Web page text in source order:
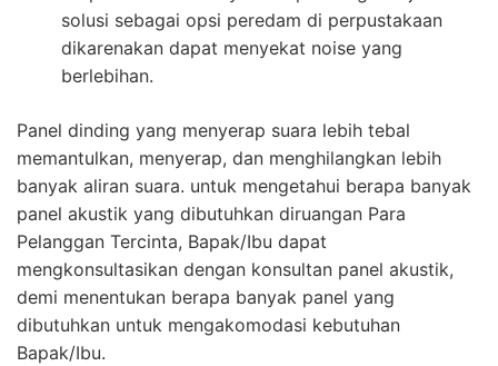
solusi sebagai opsi peredam di perpustakaan
dikarenakan dapat menyekat noise yang
berlebihan.
Panel dinding yang menyerap suara lebih tebal
memantulkan, menyerap, dan menghilangkan lebih
banyak aliran suara. untuk mengetahui berapa banyak
panel akustik yang dibutuhkan diruangan Para
Pelanggan Tercinta, Bapak/Ibu dapat
mengkonsultasikan dengan konsultan panel akustik,
demi menentukan berapa banyak panel yang
dibutuhkan untuk mengakomodasi kebutuhan
Bapak/Ibu.